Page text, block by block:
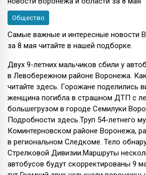
Общество
Самые важные и интересные новости
за 8 мая читайте в нашей подборке.
Двух 9-летних мальчиков сбили у
в Левобережном районе Воронежа.
читайте здесь. Горожане поделились
женщина погибла в страшном ДТП с
большегрузом в городе Семилуки
Подробности здесь.Труп 54-летнего
Коминтерновском районе Воронежа,
в региональном Следкоме. Тело
Стрелковой Дивизии.Маршруты
автобусов будут скорректированы 9